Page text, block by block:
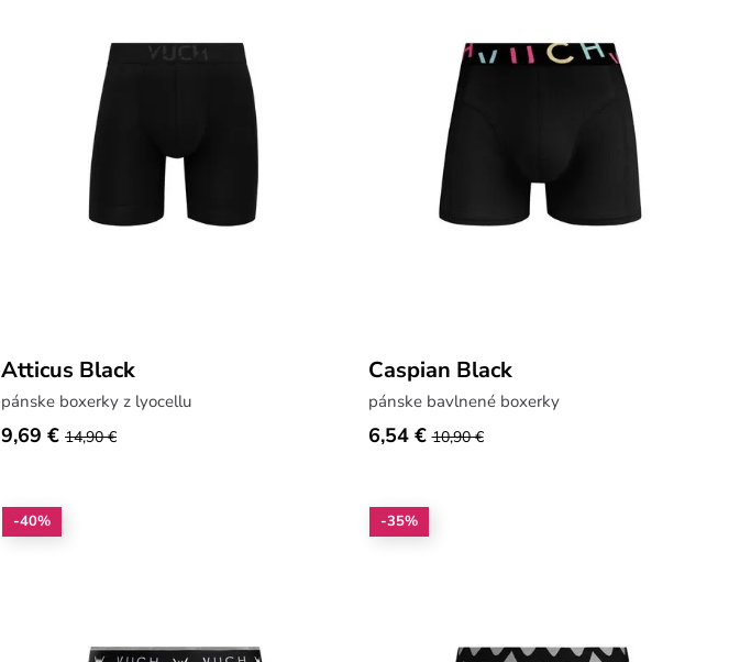
Atticus Black
pánske boxerky z lyocellu
9,69 € 14,90 €
Caspian Black
pánske bavlnené boxerky
6,54 € 10,90 €
-40% -35%